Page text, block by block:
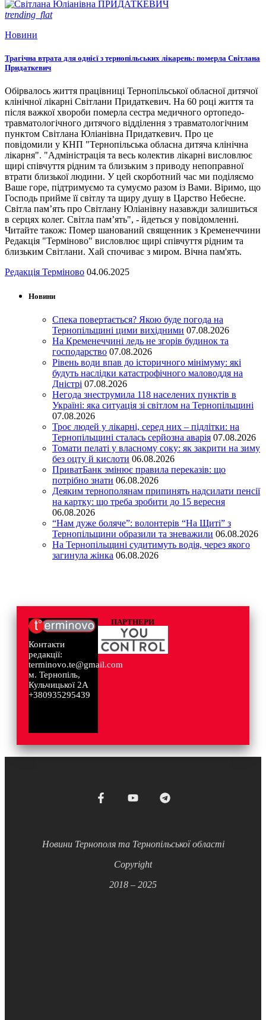
trending_flat
Новини
Трагічна втрата для однієї з тернопільських лікарень: померла Світлана
Придаткевич
Обірвалось життя працівниці Тернопільської обласної дитячої
клінічної лікарні Світлани Придаткевич. На 60 році життя та
після важкої хвороби померла сестра медичного ортопедо-
травматологічного дитячого відділення з травматологічним
пунктом Світлана Юліанівна Придаткевич. Про це
повідомили у КНП "Тернопільська обласна дитяча клінічна
лікарня". "Адміністрація та весь колектив лікарні висловлює
щирі співчуття рідним та близьким з приводу непоправної
втрати близької людини. У цей скорботний час ми поділяємо
Ваше горе, підтримуємо та сумуємо разом із Вами. Віримо, що
Господь прийме її світлу та щиру душу в Царство Небесне.
Світла пам’ять про Світлану Юліанівну назавжди залишиться
в серцях колег. Світла пам’ять", - йдеться у повідомленні.
Читайте також: Помер шанований священник з Кременеччини
Редакція "Терміново" висловлює щирі співчуття рідним та
близьким Світлани. Хай спочиває з миром. Вічна пам'ять.
Редакція Терміново 04.06.2025
Новини
Спека повертається? Якою буде погода на
Тернопільщині цими вихідними 07.08.2026
На Кременеччині ледь не згорів будинок та
господарство 07.08.2026
Рівень води впав до історичного мінімуму: які
будуть наслідки катастрофічного маловоддя на
Дністрі 07.08.2026
Негода знеструмила 118 населених пунктів в
Україні: яка ситуація зі світлом на Тернопільщині
07.08.2026
Троє людей у лікарні, серед них – підлітки: на
Тернопільщині сталась серйозна аварія 07.08.2026
Томати пелаті у власному соку: як закрити на зиму
без оцту й кислоти 06.08.2026
ПриватБанк змінює правила переказів: що
потрібно знати 06.08.2026
Деяким тернополянам припинять надсилати пенсії
на картку: що треба зробити до 15 вересня
06.08.2026
“Нам дуже боляче”: волонтерів “На Щиті” з
Тернопільщини образили та зневажили 06.08.2026
На Тернопільщині судитимуть водія, через якого
загинула жінка 06.08.2026
Контакти
редакції:
terminovo.te@gmail.com
м. Тернопіль,
Кульчицької 2А
+380935295439
ПАРТНЕРИ
Новини Тернополя та Тернопільської області
Copyright
2018 – 2025